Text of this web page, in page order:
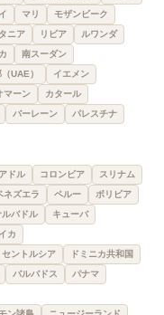
マリ
モザンビーク
ニア リビア
ルワンダ
南スーダン
UAE）
イエメン
マーン
カタール
バーレーン
パレスチナ
ドル コロンビア
スリナム
ネズエラ ペルー ボリビア
ルバドル
キューバ
カ
セントルシア
ドミニカ共和国
バルバドス
パナマ